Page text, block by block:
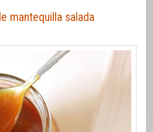
mantequilla salada